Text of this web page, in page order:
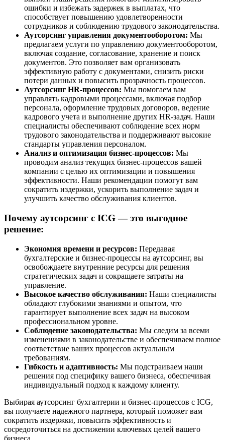
ошибки и избежать задержек в выплатах, что
способствует повышению удовлетворенности
сотрудников и соблюдению трудового законодательства.
Аутсорсинг управления документооборотом: Мы
предлагаем услуги по управлению документооборотом,
включая создание, согласование, хранение и поиск
документов. Это позволяет вам организовать
эффективную работу с документами, снизить риски
потери данных и повысить прозрачность процессов.
Аутсорсинг HR-процессов: Мы помогаем вам
управлять кадровыми процессами, включая подбор
персонала, оформление трудовых договоров, ведение
кадрового учета и выполнение других HR-задач. Наши
специалисты обеспечивают соблюдение всех норм
трудового законодательства и поддерживают высокие
стандарты управления персоналом.
Анализ и оптимизация бизнес-процессов: Мы
проводим анализ текущих бизнес-процессов вашей
компании с целью их оптимизации и повышения
эффективности. Наши рекомендации помогут вам
сократить издержки, ускорить выполнение задач и
улучшить качество обслуживания клиентов.
Почему аутсорсинг с ICG — это выгодное
решение:
Экономия времени и ресурсов: Передавая
бухгалтерские и бизнес-процессы на аутсорсинг, вы
освобождаете внутренние ресурсы для решения
стратегических задач и сокращаете затраты на
управление.
Высокое качество обслуживания: Наши специалисты
обладают глубокими знаниями и опытом, что
гарантирует выполнение всех задач на высоком
профессиональном уровне.
Соблюдение законодательства: Мы следим за всеми
изменениями в законодательстве и обеспечиваем полное
соответствие ваших процессов актуальным
требованиям.
Гибкость и адаптивность: Мы подстраиваем наши
решения под специфику вашего бизнеса, обеспечивая
индивидуальный подход к каждому клиенту.
Выбирая аутсорсинг бухгалтерии и бизнес-процессов с ICG,
вы получаете надежного партнера, который поможет вам
сократить издержки, повысить эффективность и
сосредоточиться на достижении ключевых целей вашего
бизнеса.